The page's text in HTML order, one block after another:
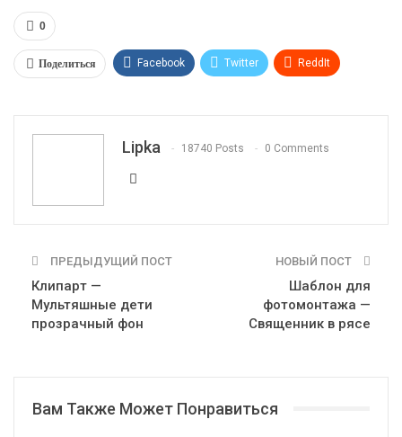
0
Поделиться Facebook Twitter ReddIt
Lipka 18740 Posts 0 Comments
ПРЕДЫДУЩИЙ ПОСТ
Клипарт —
Мультяшные дети
прозрачный фон
НОВЫЙ ПОСТ
Шаблон для
фотомонтажа —
Священник в рясе
Вам Также Может Понравиться